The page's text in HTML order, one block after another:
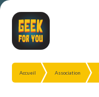
Accueil Association